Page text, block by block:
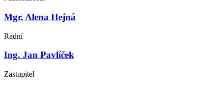
Mgr. Alena Hejná
Radní
Ing. Jan Pavlíček
Zastupitel